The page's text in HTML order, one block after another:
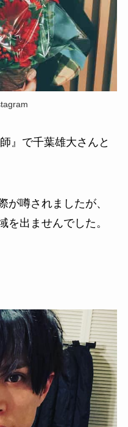
』で千葉雄大さんと
が噂されましたが、
を出ませんでした。